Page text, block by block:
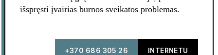
išspręsti įvairias burnos sveikatos problemas.
+370 686 305 26 INTERNETU